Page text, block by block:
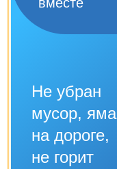
Не убран
мусор, яма
на дороге,
не горит